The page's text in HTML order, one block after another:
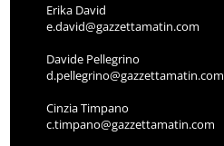
Erika David
e.david@gazzettamatin.com
Davide Pellegrino
d.pellegrino@gazzettamatin.com
Cinzia Timpano
c.timpano@gazzettamatin.com